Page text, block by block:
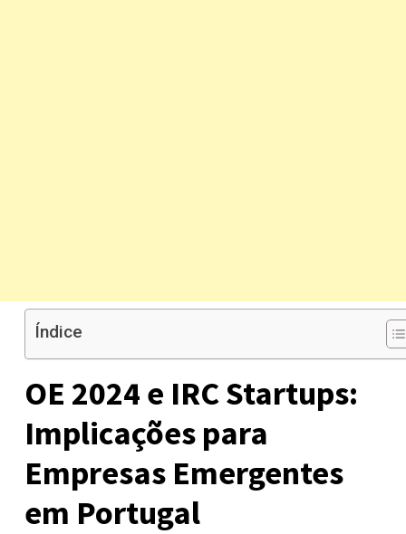
Índice
OE 2024 e IRC Startups:
Implicações para
Empresas Emergentes
em Portugal